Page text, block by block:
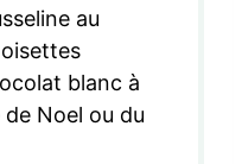
au
blanc à
Noel ou du